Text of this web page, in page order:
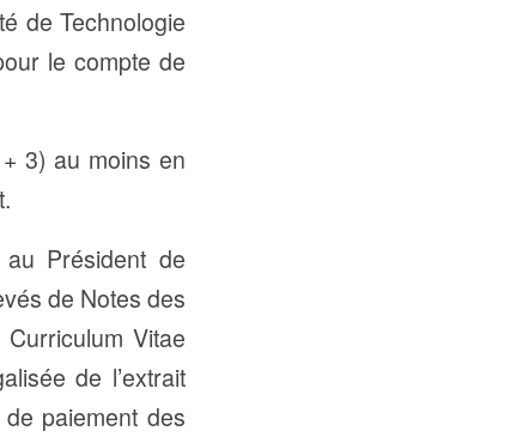
de Technologie
le compte de
3) au moins en
Président de
de Notes des
Vitae
de l’extrait
paiement des